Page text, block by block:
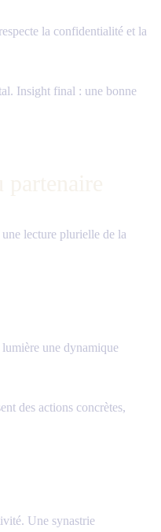
la confidentialité et la
Insight final : une bonne
lecture plurielle de la
une dynamique
des actions concrètes,
Une synastrie